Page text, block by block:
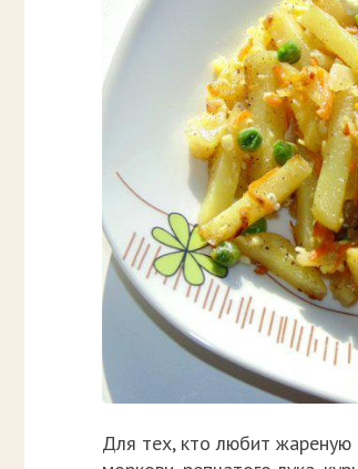
Для тех, кто любит жареную